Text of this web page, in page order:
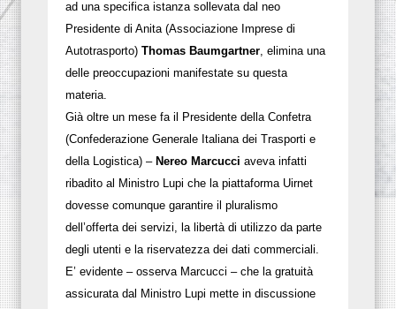
ad una specifica istanza sollevata dal neo
Presidente di Anita (Associazione Imprese di
Autotrasporto) Thomas Baumgartner , elimina una
delle preoccupazioni manifestate su questa
materia.
Già oltre un mese fa il Presidente della Confetra
(Confederazione Generale Italiana dei Trasporti e
della Logistica) – Nereo Marcucci aveva infatti
ribadito al Ministro Lupi che la piattaforma Uirnet
dovesse comunque garantire il pluralismo
dell’offerta dei servizi, la libertà di utilizzo da parte
degli utenti e la riservatezza dei dati commerciali.
E’ evidente – osserva Marcucci – che la gratuità
assicurata dal Ministro Lupi mette in discussione